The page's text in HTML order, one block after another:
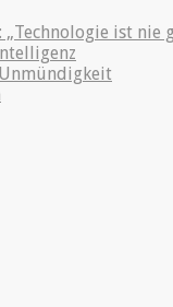
ist nie